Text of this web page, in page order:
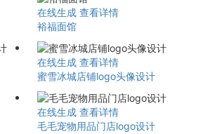
在线生成 查看详情
裕福面馆
在线生成 查看详情
蜜雪冰城店铺logo头像设计
在线生成 查看详情
毛毛宠物用品门店logo设计